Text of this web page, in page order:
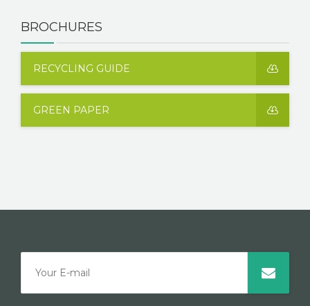
BROCHURES
RECYCLING GUIDE
GREEN PAPER